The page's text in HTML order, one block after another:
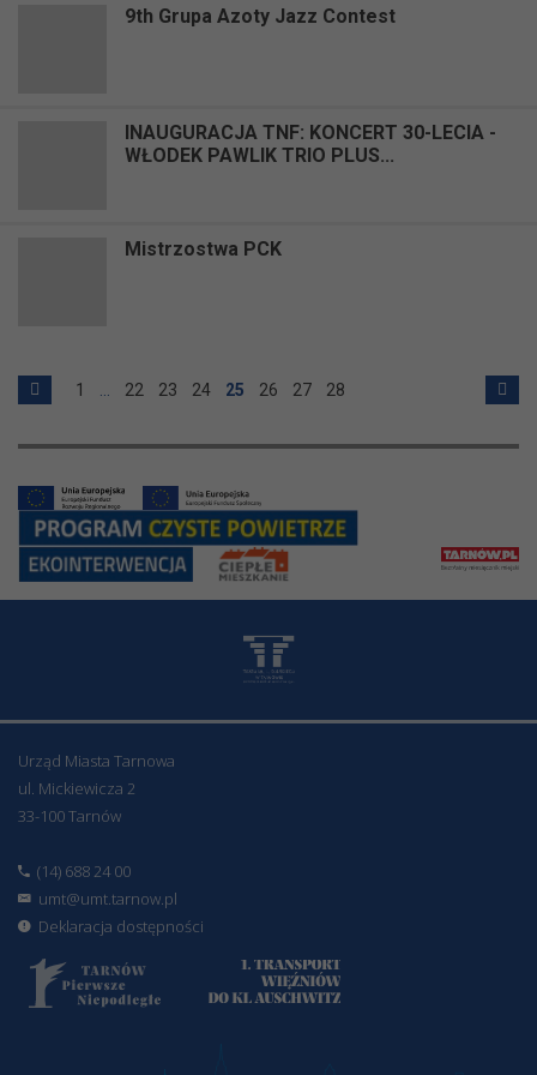
9th Grupa Azoty Jazz Contest
INAUGURACJA TNF: KONCERT 30-LECIA -
WŁODEK PAWLIK TRIO PLUS...
Mistrzostwa PCK
1 22 23 24 25 26 27 28
Urząd Miasta Tarnowa
ul. Mickiewicza 2
33-100 Tarnów
(14) 688 24 00
umt@umt.tarnow.pl
Deklaracja dostępności